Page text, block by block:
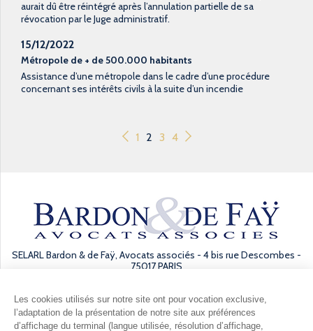
aurait dû être réintégré après l’annulation partielle de sa
révocation par le Juge administratif.
15/12/2022
Métropole de + de 500.000 habitants
Assistance d’une métropole dans le cadre d’une procédure
concernant ses intérêts civils à la suite d’un incendie
1 2 3 4
SELARL Bardon & de Faÿ, Avocats associés - 4 bis rue Descombes -
75017 PARIS
Mentions légales Gestion des données
Les cookies utilisés sur notre site ont pour vocation exclusive,
l’adaptation de la présentation de notre site aux préférences
d’affichage du terminal (langue utilisée, résolution d’affichage,